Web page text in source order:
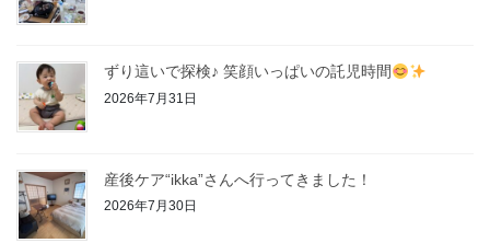
ずり這いで探検♪ 笑顔いっぱいの託児時間
2026年7月31日
産後ケア“ikka”さんへ行ってきました！
2026年7月30日